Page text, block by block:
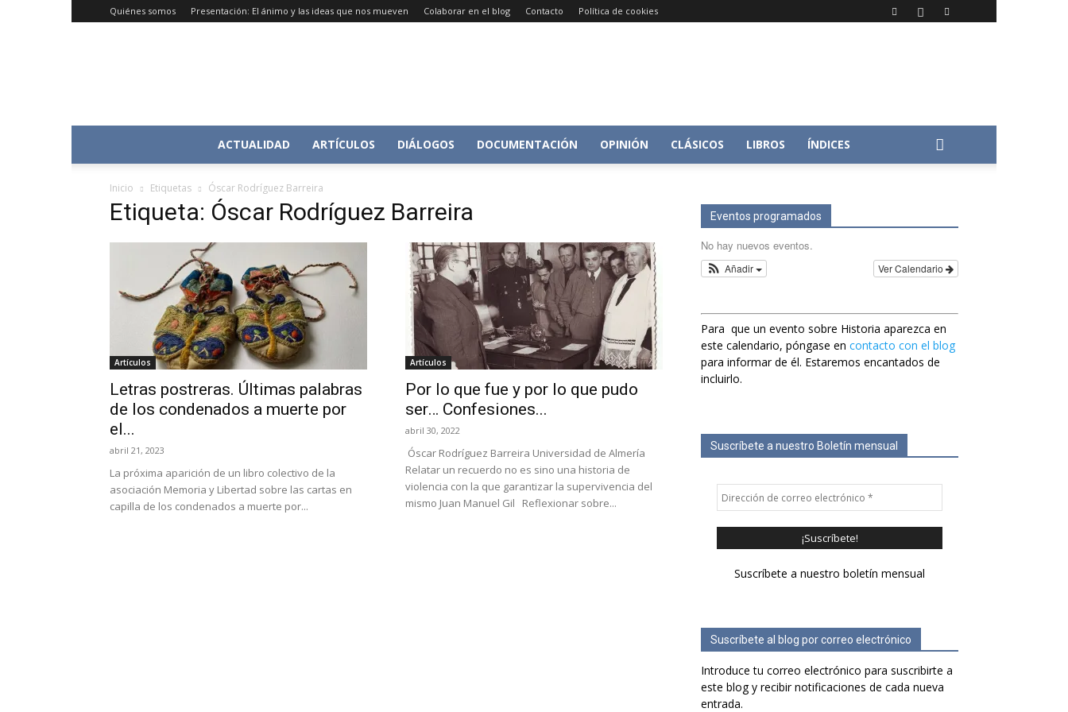
Quiénes somos Presentación: El ánimo y las ideas que nos mueven Colaborar en el blog Contacto Política de cookies
Conversacion
Historia
ACTUALIDAD ARTÍCULOS DIÁLOGOS DOCUMENTACIÓN OPINIÓN CLÁSICOS LIBROS ÍNDICES
Inicio Etiquetas Óscar Rodríguez Barreira
Etiqueta: Óscar Rodríguez Barreira
Artículos
Letras postreras. Últimas palabras
de los condenados a muerte por
el...
abril 21, 2023
La próxima aparición de un libro colectivo de la
asociación Memoria y Libertad sobre las cartas en
capilla de los condenados a muerte por...
Artículos
Por lo que fue y por lo que pudo
ser… Confesiones...
abril 30, 2022
Óscar Rodríguez Barreira Universidad de Almería
Relatar un recuerdo no es sino una historia de
violencia con la que garantizar la supervivencia del
mismo Juan Manuel Gil Reflexionar sobre...
Eventos programados
No hay nuevos eventos.
Ver Calendario
Añadir
Para que un evento sobre Historia aparezca en
este calendario, póngase en contacto con el blog
para informar de él. Estaremos encantados de
incluirlo.
Suscríbete a nuestro Boletín mensual
Suscríbete a nuestro boletín mensual
Suscríbete al blog por correo electrónico
Introduce tu correo electrónico para suscribirte a
este blog y recibir notificaciones de cada nueva
entrada.